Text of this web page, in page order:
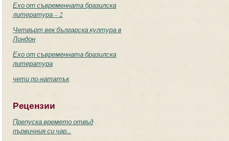
Ехо от съвременната бразилска
литература – 2
Четвърт век българска култура в
Лондон
Ехо от съвременната бразилска
литература
чети по-нататък
Рецензии
Препуска времето отвъд
първичния си чар...